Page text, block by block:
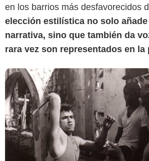
en los barrios más desfavorecidos
elección estilística no solo
narrativa, sino que también da
rara vez son representados en la